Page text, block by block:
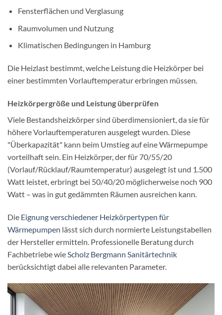
Fensterflächen und Verglasung
Raumvolumen und Nutzung
Klimatischen Bedingungen in Hamburg
Die Heizlast bestimmt, welche Leistung die Heizkörper bei
einer bestimmten Vorlauftemperatur erbringen müssen.
Heizkörpergröße und Leistung überprüfen
Viele Bestandsheizkörper sind überdimensioniert, da sie für
höhere Vorlauftemperaturen ausgelegt wurden. Diese
"Überkapazität" kann beim Umstieg auf eine Wärmepumpe
vorteilhaft sein. Ein Heizkörper, der für 70/55/20
(Vorlauf/Rücklauf/Raumtemperatur) ausgelegt ist und 1.500
Watt leistet, erbringt bei 50/40/20 möglicherweise noch 900
Watt – was in gut gedämmten Räumen ausreichen kann.
Die Eignung verschiedener Heizkörpertypen für
Wärmepumpen lässt sich durch normierte Leistungstabellen
der Hersteller ermitteln. Professionelle Beratung durch
Fachbetriebe wie Scholz Bergmann Sanitärtechnik
berücksichtigt dabei alle relevanten Parameter.